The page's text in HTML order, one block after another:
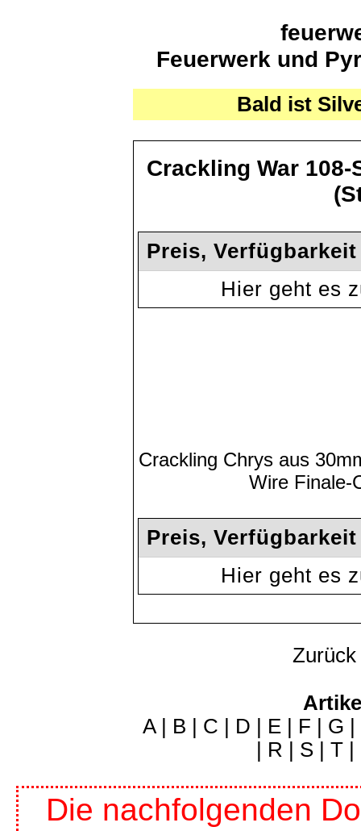
Feuerwerk und
Bald ist
Crackling War
Preis,
Hier geht es
Crackling Chrys aus
Wire Finale-
Preis,
Hier geht es
Zurück
A| B C D E| F G
R S| T|
Die nachfolgenden